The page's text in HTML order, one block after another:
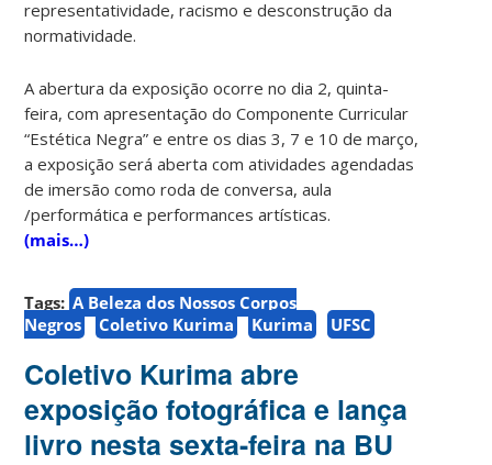
representatividade, racismo e desconstrução da
normatividade.
A abertura da exposição ocorre no dia 2, quinta-
feira, com apresentação do Componente Curricular
“Estética Negra” e entre os dias 3, 7 e 10 de março,
a exposição será aberta com atividades agendadas
de imersão como roda de conversa, aula
/performática e performances artísticas.
(mais…)
Tags: A Beleza dos Nossos Corpos
Negros
Coletivo Kurima Kurima UFSC
Coletivo Kurima abre
exposição fotográfica e lança
livro nesta sexta-feira na BU